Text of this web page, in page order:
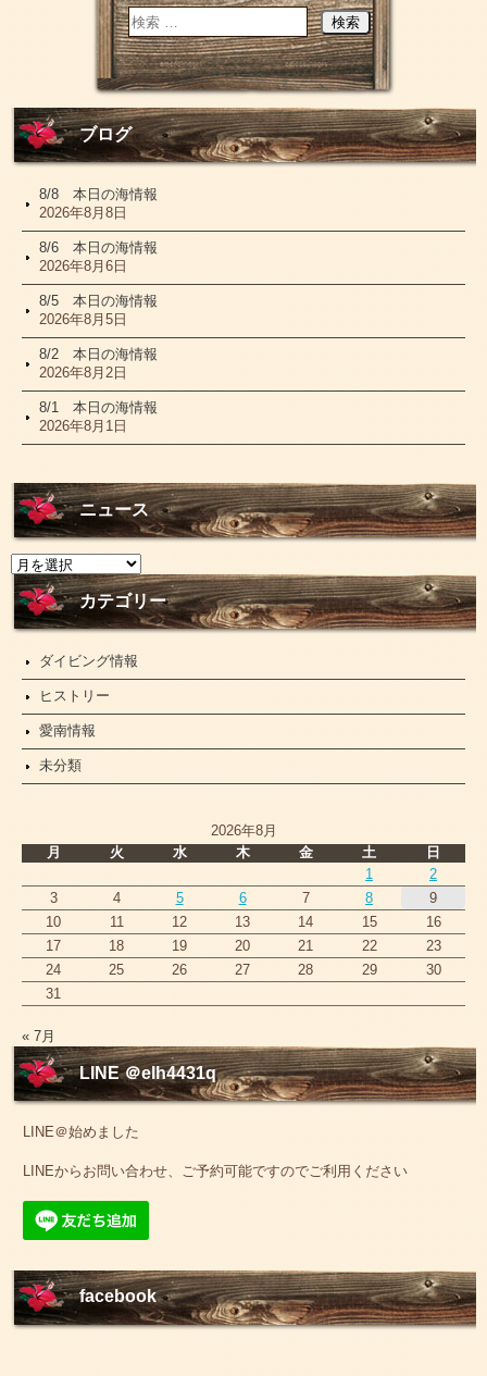
ブログ
8/8 本日の海情報
2026年8月8日
8/6 本日の海情報
2026年8月6日
8/5 本日の海情報
2026年8月5日
8/2 本日の海情報
2026年8月2日
8/1 本日の海情報
2026年8月1日
ニュース
ニ
ュ
ー
カテゴリー
ダイビング情報
ヒストリー
愛南情報
未分類
2026年8月
月
火 水 木 金 土
日
1
2
3
4 5 6 7 8
9
10
11 12 13 14 15
16
17
18 19 20 21 22
23
24
25 26 27 28 29
30
31
« 7月
LINE ＠elh4431q
LINE＠始めました
LINEからお問い合わせ、ご予約可能ですのでご利用ください
facebook